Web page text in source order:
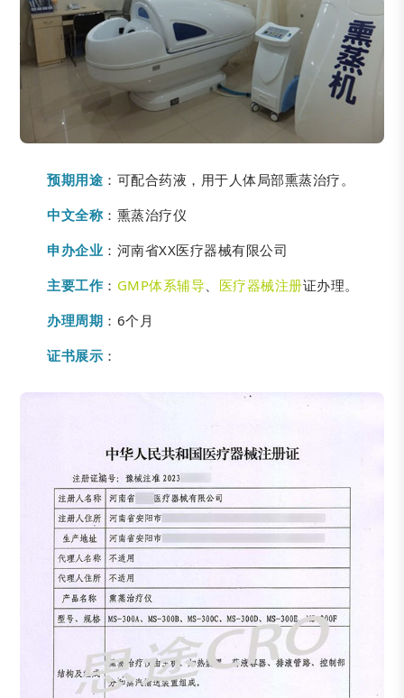
预期用途 ：可配合药液，用于人体局部熏蒸治疗。
中文全称：熏蒸治疗仪
申办企业 ：河南省XX医疗器械有限公司
主要工作 ： GMP体系辅导、 医疗器械注册证办理。
办理周期 ：6个月
证书展示 ：